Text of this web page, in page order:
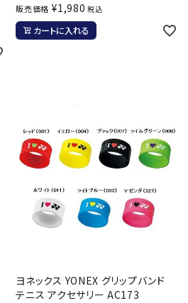
販売価格 ¥1,980 税込
カートに入れる
ヨネックス YONEX グリップバンド
テニス アクセサリー AC173